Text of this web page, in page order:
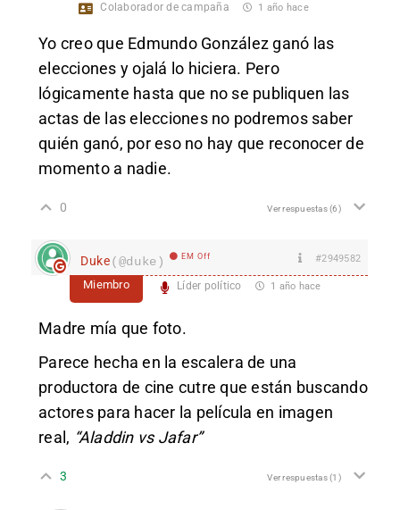
Colaborador de campaña 1 año hace
Yo creo que Edmundo González ganó las
elecciones y ojalá lo hiciera. Pero
lógicamente hasta que no se publiquen las
actas de las elecciones no podremos saber
quién ganó, por eso no hay que reconocer de
momento a nadie.
0 Ver respuestas(6)
Duke(@duke) EM Off #2949582
Miembro Líder político 1 año hace
Madre mía que foto.
Parece hecha en la escalera de una
productora de cine cutre que están buscando
actores para hacer la película en imagen
real, “Aladdin vs Jafar”
3 Ver respuestas(1)